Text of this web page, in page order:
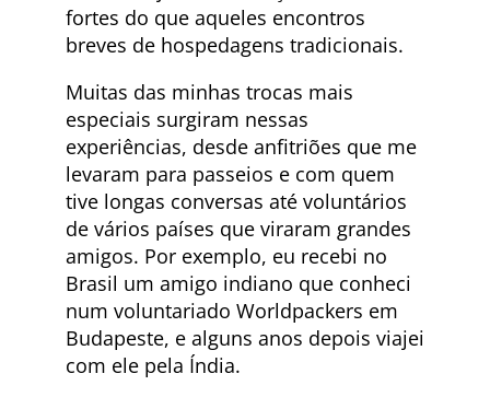
fortes do que aqueles encontros
breves de hospedagens tradicionais.
Muitas das minhas trocas mais
especiais surgiram nessas
experiências, desde anfitriões que me
levaram para passeios e com quem
tive longas conversas até voluntários
de vários países que viraram grandes
amigos. Por exemplo, eu recebi no
Brasil um amigo indiano que conheci
num voluntariado Worldpackers em
Budapeste, e alguns anos depois viajei
com ele pela Índia.